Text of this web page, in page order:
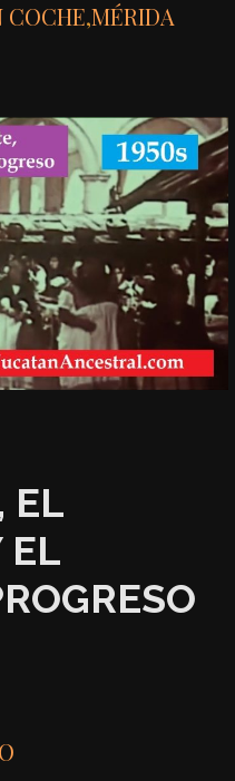
COCHE,MÉRIDA
EL
EL